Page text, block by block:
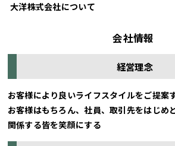
大洋株式会社について
会社情報
経営理念
お客様により良いライフスタイルをご提案
お客様はもちろん、社員、取引先をはじめ
関係する皆を笑顔にする